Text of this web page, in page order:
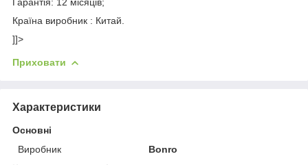
Країна виробник : Китай.
]]>
Приховати
Характеристики
Основні
Виробник
Bonro